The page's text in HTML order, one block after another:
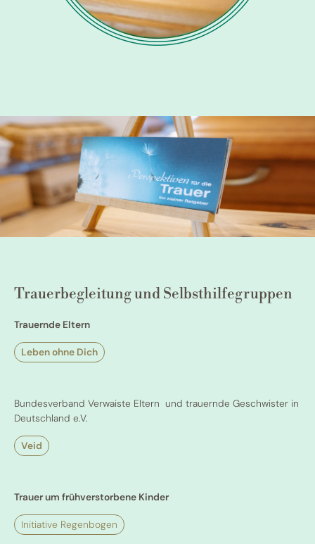
Trauerbegleitung und Selbsthilfegruppen
Trauernde Eltern
Leben ohne Dich
Bundesverband Verwaiste Eltern und trauernde Geschwister in
Deutschland e.V.
Veid
Trauer um frühverstorbene Kinder
Initiative Regenbogen